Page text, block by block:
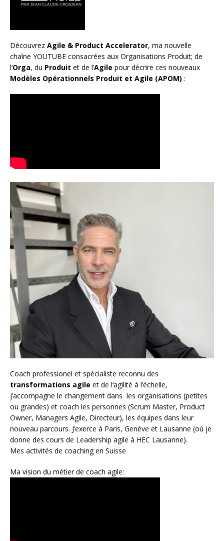
Découvrez Agile & Product Accelerator, ma nouvelle
chaîne YOUTUBE consacrées aux Organisations Produit; de
l’Orga, du Produit et de l’Agile pour décrire ces nouveaux
Modèles Opérationnels Produit et Agile (APOM) :
Coach professionel et spécialiste reconnu des
transformations agile et de l‘agilité à l’échelle,
j’accompagne le changement dans les organisations (petites
ou grandes) et coach les personnes (Scrum Master, Product
Owner, Managers Agile, Directeur), les équipes dans leur
nouveau parcours. J’exerce à Paris, Genève et Lausanne (où je
donne des cours de Leadership agile à HEC Lausanne).
Mes activités de coaching en Suisse
Ma vision du métier de coach agile: